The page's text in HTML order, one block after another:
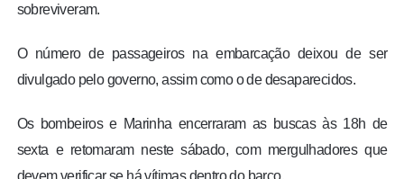
sobreviveram.
O número de passageiros na embarcação deixou de ser
divulgado pelo governo, assim como o de desaparecidos.
Os bombeiros e Marinha encerraram as buscas às 18h de
sexta e retomaram neste sábado, com mergulhadores que
devem verificar se há vítimas dentro do barco.